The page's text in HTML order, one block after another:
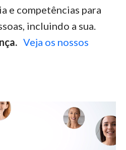
e competências para
incluindo a sua.
Veja os nossos